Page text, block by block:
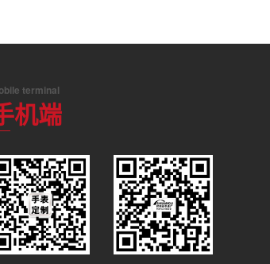
terminal
机端